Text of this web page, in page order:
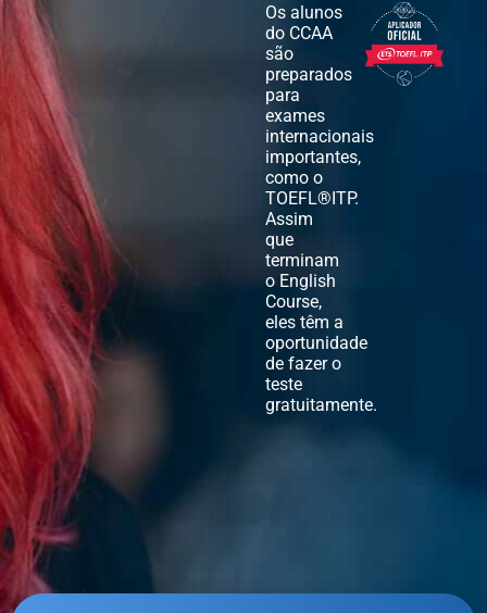
Os alunos
do CCAA
são
preparados
para
exames
internacionais
importantes,
como o
TOEFL®ITP.
Assim
que
terminam
o English
Course,
eles têm a
oportunidade
de fazer o
teste
gratuitamente.